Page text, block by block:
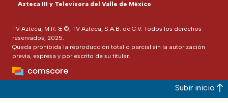
TV Azteca, M.R. & ©, TV Azteca, S.A.B. de C.V. Todos los derechos
reservados, 2025.
Queda prohibida la reproducción total o parcial sin la autorización
previa, expresa y por escrito de su titular.
Azteca III y Televisora del Valle de México
Subir inicio